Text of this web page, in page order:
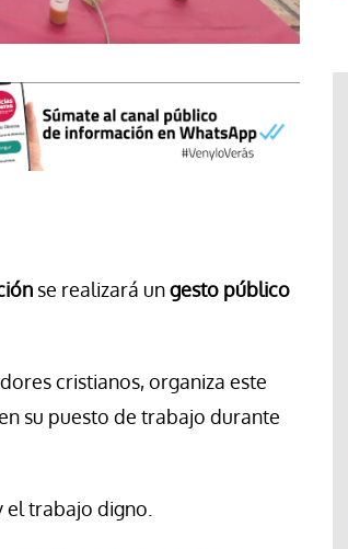
se realizará ungesto público
cristianos, organiza este
su puesto de trabajo durante
el trabajo digno.
El olor de la paz